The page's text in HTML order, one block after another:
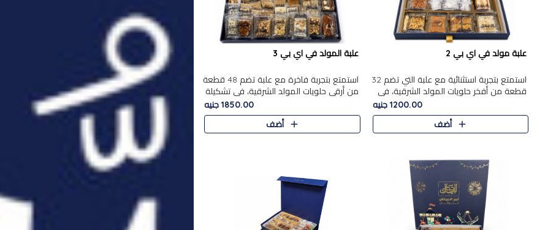
علبة مولد في اي بي 2
استمتع بتجربة استثنائية مع علبة التي تضم 32
قطعة من أفخر حلويات المولد الشرقية، في
تشكيلة تجمع بين الأصالة والاختيارات الفاخرة.
تحتوي العلبة..
1200.00 جنيه
أضف
علبة المولد في اي بي 3
استمتع بتجربة فاخرة مع علبة تضم 48 قطعة
من أرقى حلويات المولد الشرقية، في تشكيلة
تجمع بين الأصناف التقليدية الفاخرة
والاختيارات الغنية بالم..
1850.00 جنيه
أضف